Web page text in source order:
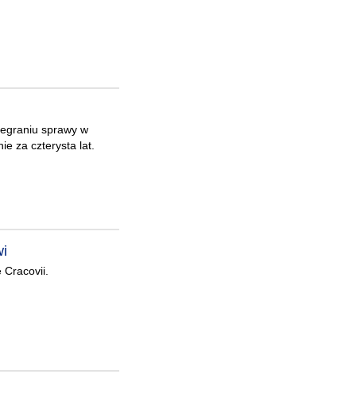
sprawy w
za czterysta lat.